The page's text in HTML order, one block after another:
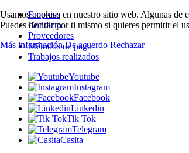
Empresa
Contacto
Proveedores
Métodos de pago
Trabajos realizados
Youtube
Instagram
Facebook
Linkedin
Tik Tok
Telegram
Casita
Usamos cookies en nuestro sitio web. Algunas de
Puedes decidir por ti mismo si quieres permitir el
Más información De acuerdo Rechazar